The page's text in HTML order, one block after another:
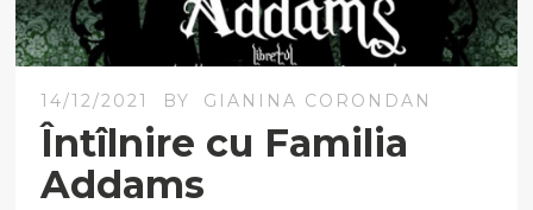
14/12/2021 BY GIANINA CORONDAN
Întîlnire cu Familia
Addams